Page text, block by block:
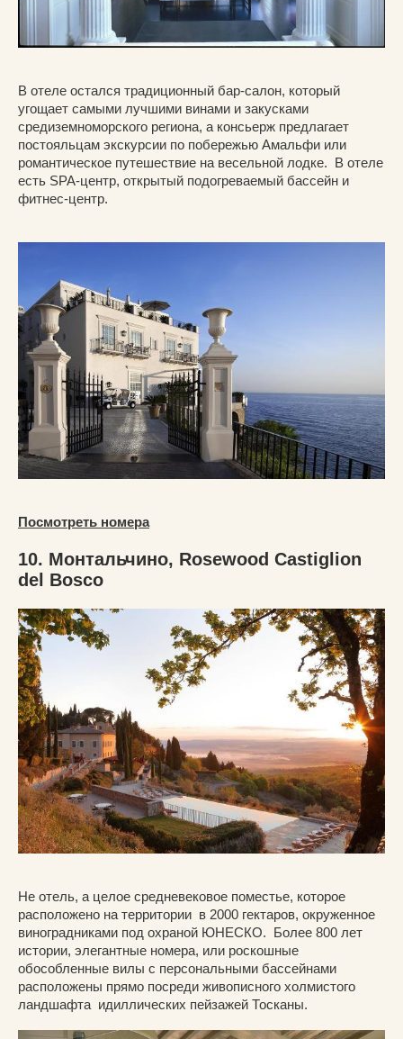
В отеле остался традиционный бар-салон, который
угощает самыми лучшими винами и закусками
средиземноморского региона, а консьерж предлагает
постояльцам экскурсии по побережью Амальфи или
романтическое путешествие на весельной лодке. В отеле
есть SPA-центр, открытый подогреваемый бассейн и
фитнес-центр.
Посмотреть номера
10. Монтальчино, Rosewood Castiglion
del Bosco
Не отель, а целое средневековое поместье, которое
расположено на территории в 2000 гектаров, окруженное
виноградниками под охраной ЮНЕСКО. Более 800 лет
истории, элегантные номера, или роскошные
обособленные вилы с персональными бассейнами
расположены прямо посреди живописного холмистого
ландшафта идиллических пейзажей Тосканы.